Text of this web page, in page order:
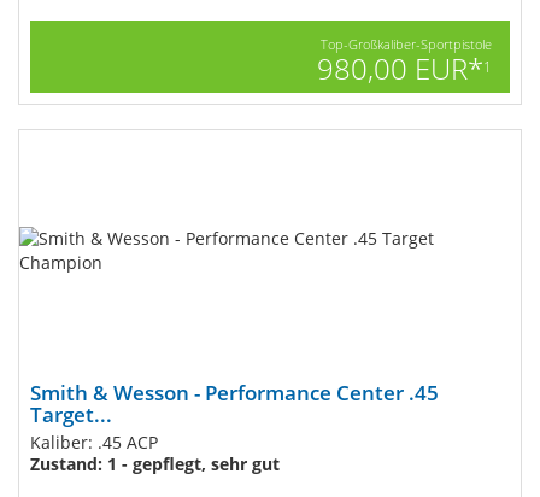
Top-Großkaliber-Sportpistole
980,00 EUR*1
Smith & Wesson - Performance Center .45
Target...
Kaliber: .45 ACP
Zustand: 1 - gepflegt, sehr gut